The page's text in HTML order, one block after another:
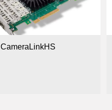
CameraLinkHS